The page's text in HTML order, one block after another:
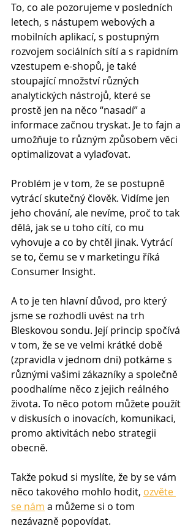
To, co ale pozorujeme v posledních
letech, s nástupem webových a
mobilních aplikací, s postupným
rozvojem sociálních sítí a s rapidním
vzestupem e-shopů, je také
stoupající množství různých
analytických nástrojů, které se
prostě jen na něco “nasadí” a
informace začnou tryskat. Je to fajn a
umožňuje to různým způsobem věci
optimalizovat a vylaďovat.
Problém je v tom, že se postupně
vytrácí skutečný člověk. Vidíme jen
jeho chování, ale nevíme, proč to tak
dělá, jak se u toho cítí, co mu
vyhovuje a co by chtěl jinak. Vytrácí
se to, čemu se v marketingu říká
Consumer Insight.
A to je ten hlavní důvod, pro který
jsme se rozhodli uvést na trh
Bleskovou sondu. Její princip spočívá
v tom, že se ve velmi krátké době
(zpravidla v jednom dni) potkáme s
různými vašimi zákazníky a společně
poodhalíme něco z jejich reálného
života. To něco potom můžete použít
v diskusích o inovacích, komunikaci,
promo aktivitách nebo strategii
obecně.
Takže pokud si myslíte, že by se vám
něco takového mohlo hodit, ozvěte
se nám a můžeme si o tom
nezávazně popovídat.